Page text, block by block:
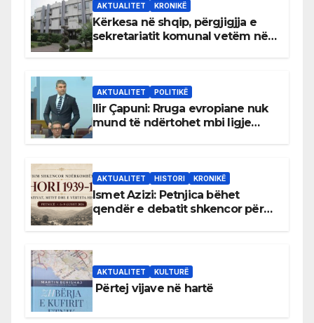
AKTUALITET KRONIKË
Kërkesa në shqip, përgjigjja e
sekretariatit komunal vetëm në
AKTUALITET POLITIKË
Ilir Çapuni: Rruga evropiane nuk
mund të ndërtohet mbi ligje
AKTUALITET HISTORI KRONIKË
Ismet Azizi: Petnjica bëhet
qendër e debatit shkencor për
AKTUALITET KULTURË
Përtej vijave në hartë